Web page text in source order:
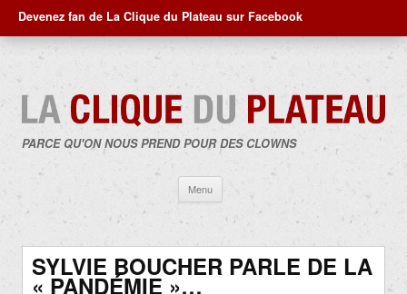
Devenez fan de La Clique du Plateau sur Facebook
PARCE QU'ON NOUS PREND POUR DES CLOWNS
Menu
contenu
SYLVIE BOUCHER PARLE DE LA
« PANDÉMIE »…